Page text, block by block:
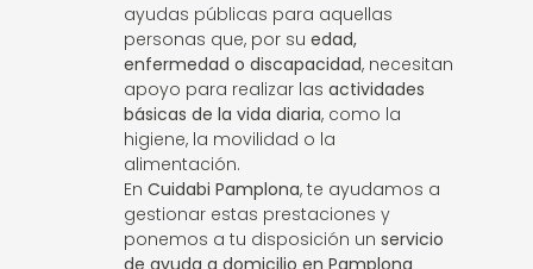
ayudas públicas para aquellas
personas que, por su edad,
enfermedad o discapacidad, necesitan
apoyo para realizar las actividades
básicas de la vida diaria, como la
higiene, la movilidad o la
alimentación.
En Cuidabi Pamplona, te ayudamos a
gestionar estas prestaciones y
ponemos a tu disposición un servicio
de ayuda a domicilio en Pamplona